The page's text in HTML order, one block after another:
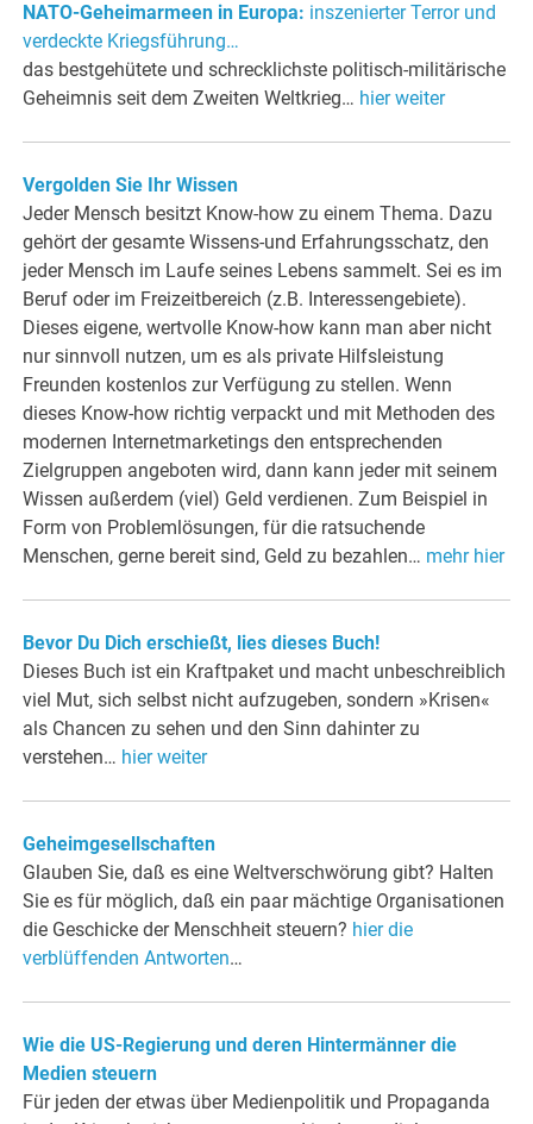
NATO-Geheimarmeen in Europa: inszenierter Terror und
verdeckte Kriegsführung…
das bestgehütete und schrecklichste politisch-militärische
Geheimnis seit dem Zweiten Weltkrieg… hier weiter
Vergolden Sie Ihr Wissen
Jeder Mensch besitzt Know-how zu einem Thema. Dazu
gehört der gesamte Wissens-und Erfahrungsschatz, den
jeder Mensch im Laufe seines Lebens sammelt. Sei es im
Beruf oder im Freizeitbereich (z.B. Interessengebiete).
Dieses eigene, wertvolle Know-how kann man aber nicht
nur sinnvoll nutzen, um es als private Hilfsleistung
Freunden kostenlos zur Verfügung zu stellen. Wenn
dieses Know-how richtig verpackt und mit Methoden des
modernen Internetmarketings den entsprechenden
Zielgruppen angeboten wird, dann kann jeder mit seinem
Wissen außerdem (viel) Geld verdienen. Zum Beispiel in
Form von Problemlösungen, für die ratsuchende
Menschen, gerne bereit sind, Geld zu bezahlen… mehr hier
Bevor Du Dich erschießt, lies dieses Buch!
Dieses Buch ist ein Kraftpaket und macht unbeschreiblich
viel Mut, sich selbst nicht aufzugeben, sondern »Krisen«
als Chancen zu sehen und den Sinn dahinter zu
verstehen… hier weiter
Geheimgesellschaften
Glauben Sie, daß es eine Weltverschwörung gibt? Halten
Sie es für möglich, daß ein paar mächtige Organisationen
die Geschicke der Menschheit steuern? hier die
verblüffenden Antworten…
Wie die US-Regierung und deren Hintermänner die
Medien steuern
Für jeden der etwas über Medienpolitik und Propaganda